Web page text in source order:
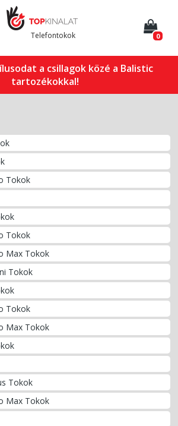
Telefontokok 0
a csillagok közé a Balistic
tartozékokkal!
Tokok
Tokok
Max Tokok
Tokok
Tokok
Max Tokok
Tokok
Max Tokok